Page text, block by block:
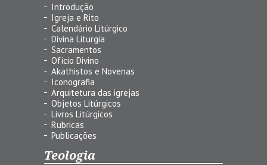
Introdução
Igreja e Rito
Calendário Litúrgico
Divina Liturgia
Sacramentos
Ofício Divino
Akathistos e Novenas
Iconografia
Arquitetura das igrejas
Objetos Litúrgicos
Livros Litúrgicos
Rubricas
Publicações
Teologia